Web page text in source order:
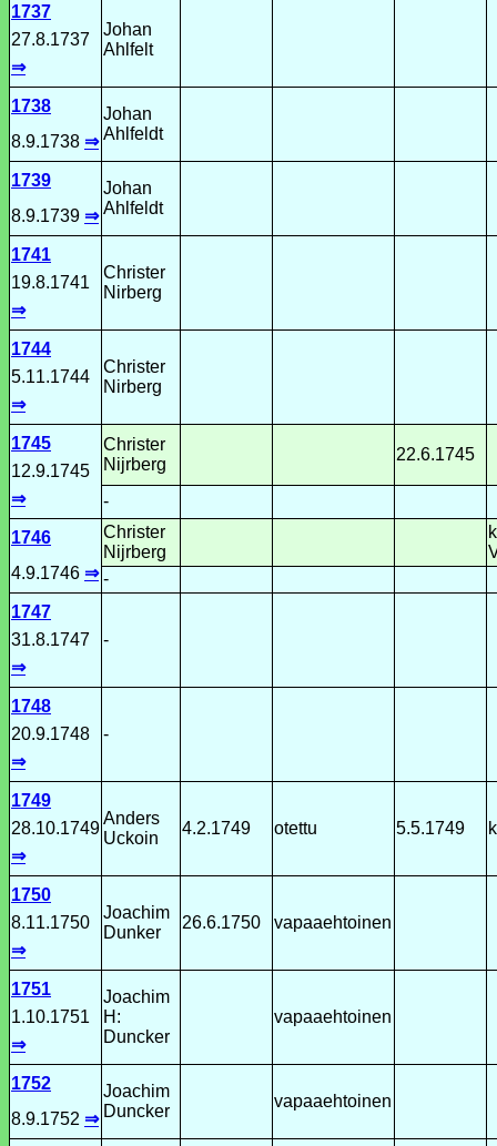
1737
27.8.1737
⇒
Johan
Ahlfelt
1738
8.9.1738 ⇒
Johan
Ahlfeldt
1739
8.9.1739 ⇒
Johan
Ahlfeldt
1741
19.8.1741
⇒
Christer
Nirberg
1744
5.11.1744
⇒
Christer
Nirberg
1745
12.9.1745
⇒
Christer
Nijrberg
22.6.1745
-
1746
4.9.1746 ⇒
Christer
Nijrberg
-
1747
31.8.1747
⇒
-
1748
20.9.1748
⇒
-
1749
28.10.1749
⇒
Anders
Uckoin
4.2.1749 otettu 5.5.1749
1750
8.11.1750
⇒
Joachim
Dunker
26.6.1750 vapaaehtoinen
1751
1.10.1751
⇒
Joachim
H:
Duncker
vapaaehtoinen
1752
8.9.1752 ⇒
Joachim
Duncker
vapaaehtoinen